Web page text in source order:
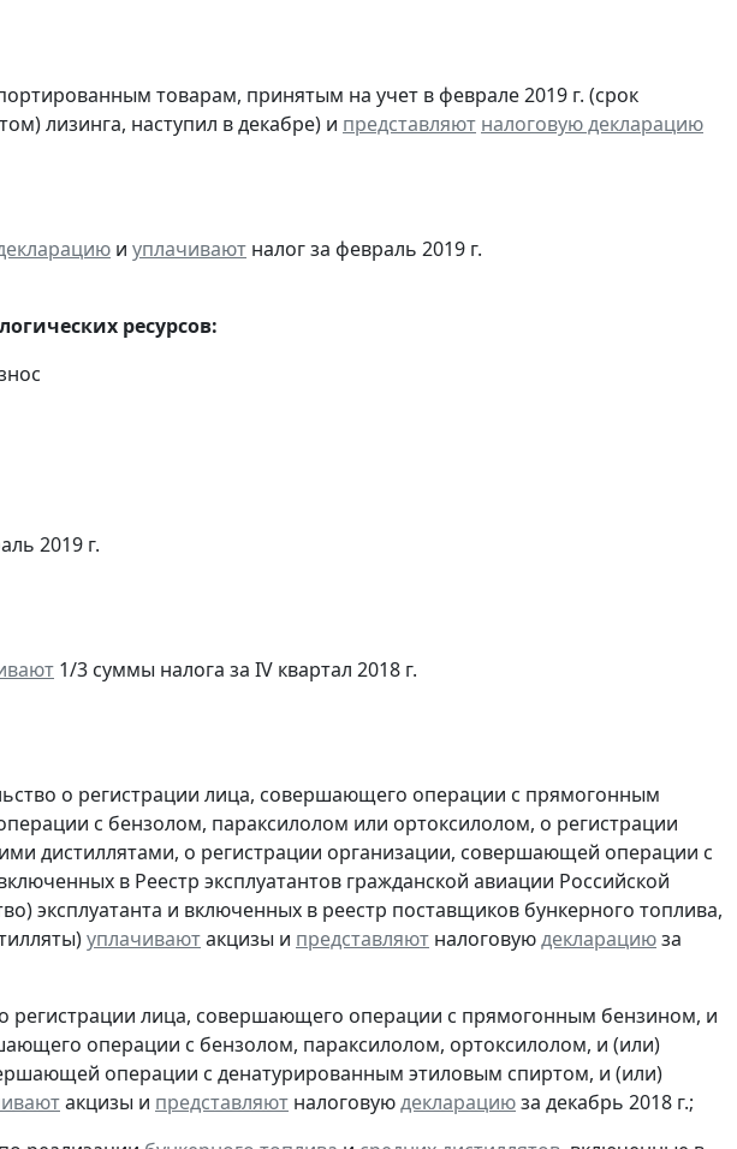
товарам, принятым на учет в феврале 2019 г. (срок
лизинга, наступил в декабре) и представляют налоговую декларацию
и уплачивают налог за февраль 2019 г.
ресурсов:
2019 г.
1/3 суммы налога за IV квартал 2018 г.
о регистрации лица, совершающего операции с прямогонным
с бензолом, параксилолом или ортоксилолом, о регистрации
дистиллятами, о регистрации организации, совершающей операции с
в Реестр эксплуатантов гражданской авиации Российской
эксплуатанта и включенных в реестр поставщиков бункерного топлива,
уплачиваютакцизы и представляют налоговуюдекларациюза
регистрации лица, совершающего операции с прямогонным бензином, и
операции с бензолом, параксилолом, ортоксилолом, и (или)
операции с денатурированным этиловым спиртом, и (или)
акцизы и представляют налоговуюдекларациюза декабрь 2018 г.;